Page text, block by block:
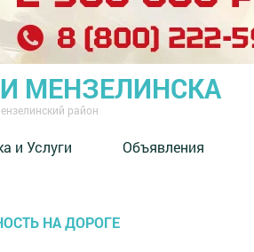
МЕНЗЕЛИНСКА
район
и Услуги Объявления
НА ДОРОГЕ